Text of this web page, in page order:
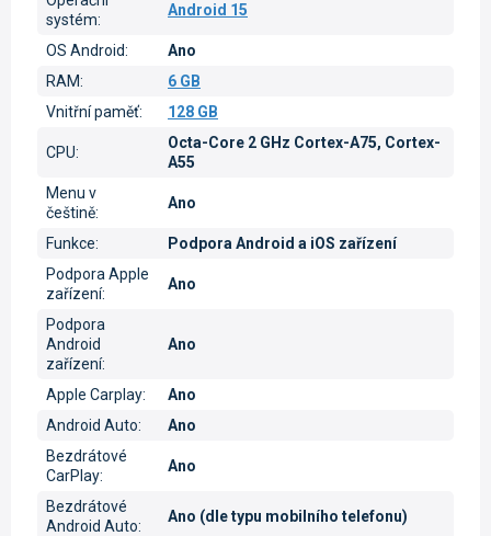
systém:
Android 15
OS Android:
Ano
RAM:
6 GB
Vnitřní paměť: 128 GB
CPU:
Octa-Core 2 GHz Cortex-A75, Cortex-
A55
Menu v
češtině:
Ano
Funkce:
Podpora Android a iOS zařízení
Podpora Apple
zařízení:
Ano
Podpora
Android
zařízení:
Ano
Apple Carplay:
Ano
Android Auto:
Ano
Bezdrátové
CarPlay:
Ano
Bezdrátové
Android Auto:
Ano (dle typu mobilního telefonu)